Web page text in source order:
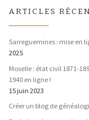
ARTICLES
Sarreguemines : mise en
2025
Moselle : état civil 1871-
1940 en ligne !
15 juin 2023
Créer un blog de